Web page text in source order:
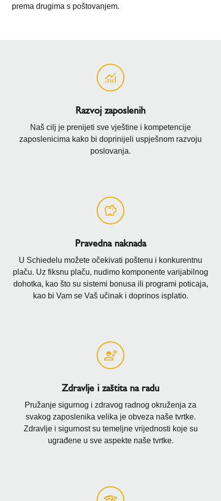
prema drugima s poštovanjem.
Razvoj zaposlenih
Naš cilj je prenijeti sve vještine i kompetencije
zaposlenicima kako bi doprinijeli uspješnom razvoju
poslovanja.
Pravedna naknada
U Schiedelu možete očekivati ​​poštenu i konkurentnu
plaču. Uz fiksnu plaču, nudimo komponente varijabilnog
dohotka, kao što su sistemi bonusa ili programi poticaja,
kao bi Vam se Vaš učinak i doprinos isplatio.
Zdravlje i zaštita na radu
Pružanje sigurnog i zdravog radnog okruženja za
svakog zaposlenika velika je obveza naše tvrtke.
Zdravlje i sigurnost su temeljne vrijednosti koje su
ugrađene u sve aspekte naše tvrtke.